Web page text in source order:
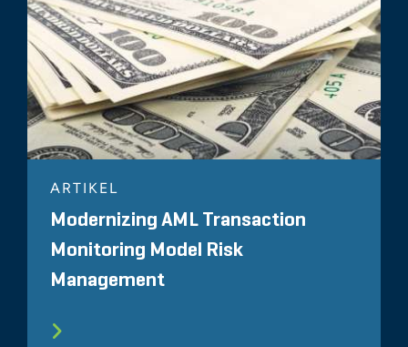
ARTIKEL
Modernizing AML Transaction
Monitoring Model Risk
Management